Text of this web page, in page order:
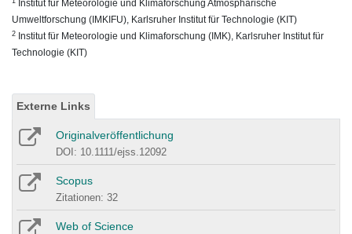
Institut für Meteorologie und Klimaforschung Atmosphärische
Umweltforschung (IMKIFU), Karlsruher Institut für Technologie (KIT)
2 Institut für Meteorologie und Klimaforschung (IMK), Karlsruher Institut für
Technologie (KIT)
Externe Links
Originalveröffentlichung
DOI: 10.1111/ejss.12092
Scopus
Zitationen: 32
Web of Science